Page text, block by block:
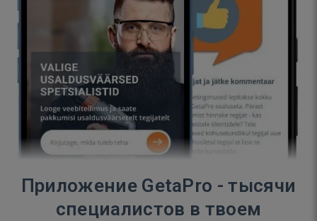
Приложение GetaPro - тысячи
специалистов в твоем